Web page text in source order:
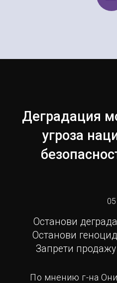
Деградация
угроза
05
Останови
Останови
Запрети
По мнению г-на